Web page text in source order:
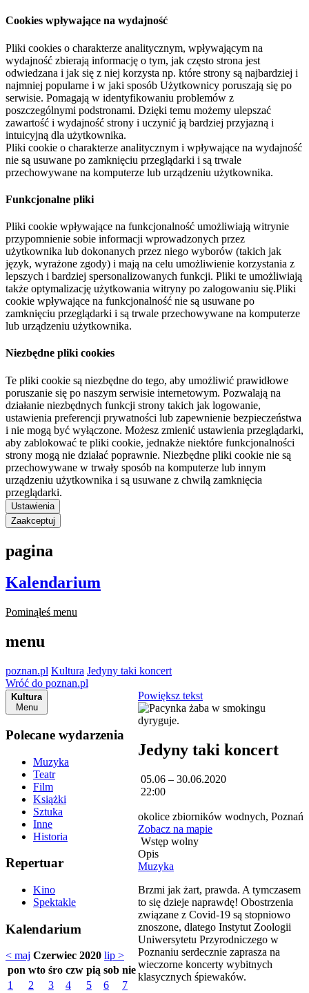
Cookies wpływające na wydajność
Pliki cookies o charakterze analitycznym, wpływającym na
wydajność zbierają informację o tym, jak często strona jest
odwiedzana i jak się z niej korzysta np. które strony są najbardziej i
najmniej popularne i w jaki sposób Użytkownicy poruszają się po
serwisie. Pomagają w identyfikowaniu problemów z
poszczególnymi podstronami. Dzięki temu możemy ulepszać
zawartość i wydajność strony i uczynić ją bardziej przyjazną i
intuicyjną dla użytkownika.
Pliki cookie o charakterze analitycznym i wpływające na wydajność
nie są usuwane po zamknięciu przeglądarki i są trwale
przechowywane na komputerze lub urządzeniu użytkownika.
Funkcjonalne pliki
Pliki cookie wpływające na funkcjonalność umożliwiają witrynie
przypomnienie sobie informacji wprowadzonych przez
użytkownika lub dokonanych przez niego wyborów (takich jak
język, wyrażone zgody) i mają na celu umożliwienie korzystania z
lepszych i bardziej spersonalizowanych funkcji. Pliki te umożliwiają
także optymalizację użytkowania witryny po zalogowaniu się.Pliki
cookie wpływające na funkcjonalność nie są usuwane po
zamknięciu przeglądarki i są trwale przechowywane na komputerze
lub urządzeniu użytkownika.
Niezbędne pliki cookies
Te pliki cookie są niezbędne do tego, aby umożliwić prawidłowe
poruszanie się po naszym serwisie internetowym. Pozwalają na
działanie niezbędnych funkcji strony takich jak logowanie,
ustawienia preferencji prywatności lub zapewnienie bezpieczeństwa
i nie mogą być wyłączone. Możesz zmienić ustawienia przeglądarki,
aby zablokować te pliki cookie, jednakże niektóre funkcjonalności
strony mogą nie działać poprawnie. Niezbędne pliki cookie nie są
przechowywane w trwały sposób na komputerze lub innym
urządzeniu użytkownika i są usuwane z chwilą zamknięcia
przeglądarki.
Ustawienia
Zaakceptuj
pagina
Kalendarium
Pominąłeś menu
menu
poznan.pl Kultura Jedyny taki koncert
Wróć do poznan.pl
Kultura
Menu
Polecane wydarzenia
Muzyka
Teatr
Film
Książki
Sztuka
Inne
Historia
Repertuar
Kino
Spektakle
Kalendarium
< maj Czerwiec 2020 lip >
pon wto śro czw pią sob nie
1
2 3 4 5 6
7
Powiększ tekst
Jedyny taki koncert
05.06 – 30.06.2020
22:00
okolice zbiorników wodnych, Poznań
Zobacz na mapie
Wstęp wolny
Opis
Muzyka
Brzmi jak żart, prawda. A tymczasem
to się dzieje naprawdę! Obostrzenia
związane z Covid-19 są stopniowo
znoszone, dlatego Instytut Zoologii
Uniwersytetu Przyrodniczego w
Poznaniu serdecznie zaprasza na
wieczorne koncerty wybitnych
klasycznych śpiewaków.